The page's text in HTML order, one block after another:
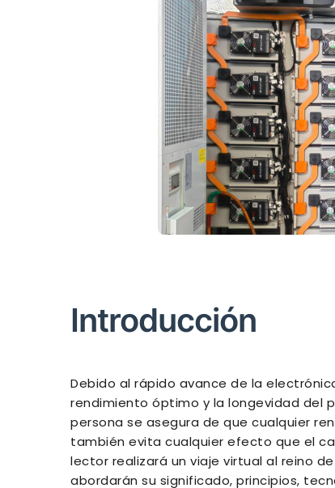
Introducción
Debido al rápido avance de la
rendimiento óptimo y la longevidad del
persona se asegura de que cualquier
también evita cualquier efecto que el
lector realizará un viaje virtual al reino
abordarán su significado, principios,